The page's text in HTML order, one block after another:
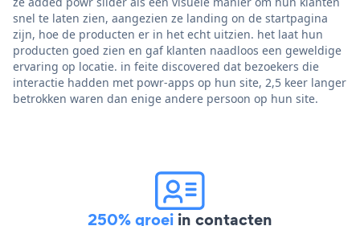
snel te laten zien, aangezien ze landing on de startpagina
zijn, hoe de producten er in het echt uitzien. het laat hun
producten goed zien en gaf klanten naadloos een geweldige
ervaring op locatie. in feite discovered dat bezoekers die
interactie hadden met powr-apps op hun site, 2,5 keer langer
betrokken waren dan enige andere persoon op hun site.
250% groei in contacten